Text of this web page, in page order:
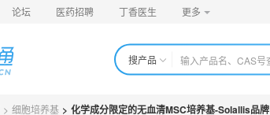
论坛 医药招聘 丁香医生 更多
搜产品
> 细胞培养基 > 化学成分限定的无血清MSC培养基-Solallis品牌